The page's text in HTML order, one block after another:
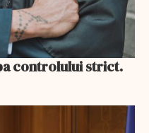
controlului strict.